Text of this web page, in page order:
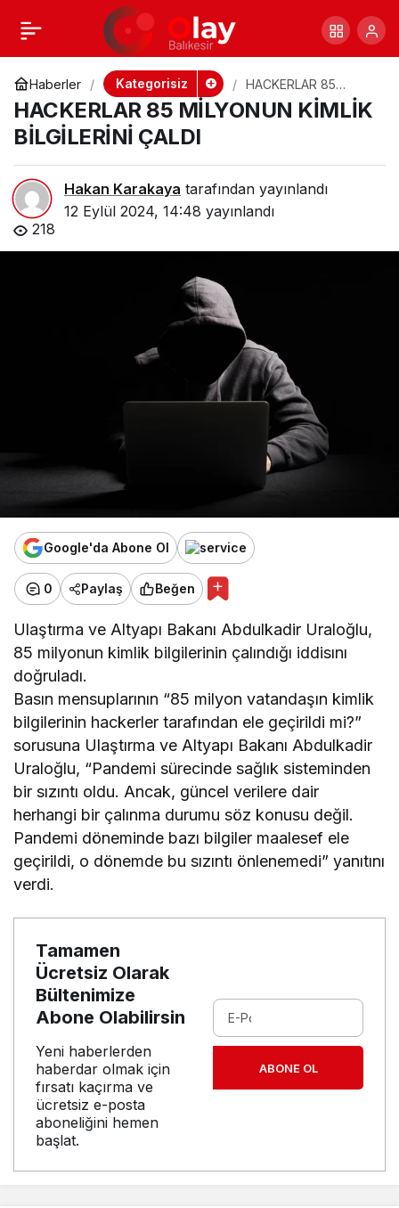
Haberler Kategorisiz
HACKERLAR 85
MİLYONUN KİMLİK
BİLGİLERİNİ ÇALDI
HACKERLAR 85 MİLYONUN KİMLİK
BİLGİLERİNİ ÇALDI
Hakan Karakaya tarafından yayınlandı
12 Eylül 2024, 14:48 yayınlandı
218
Google'da Abone Ol
0 Paylaş Beğen
Ulaştırma ve Altyapı Bakanı Abdulkadir Uraloğlu,
85 milyonun kimlik bilgilerinin çalındığı iddisını
doğruladı.
Basın mensuplarının “85 milyon vatandaşın kimlik
bilgilerinin hackerler tarafından ele geçirildi mi?”
sorusuna Ulaştırma ve Altyapı Bakanı Abdulkadir
Uraloğlu, “Pandemi sürecinde sağlık sisteminden
bir sızıntı oldu. Ancak, güncel verilere dair
herhangi bir çalınma durumu söz konusu değil.
Pandemi döneminde bazı bilgiler maalesef ele
geçirildi, o dönemde bu sızıntı önlenemedi” yanıtını
verdi.
Tamamen
Ücretsiz Olarak
Bültenimize
Abone Olabilirsin
Yeni haberlerden
haberdar olmak için
fırsatı kaçırma ve
ücretsiz e-posta
aboneliğini hemen
başlat.
ABONE OL
NARİN’İN
TUTUKLANMAYAN
TEK AİLE
ÜYESİNDEN İLGİNÇ
AÇIKLAMA
+ Paylaş